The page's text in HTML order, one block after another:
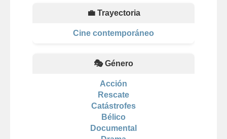
💼 Trayectoria
Cine contemporáneo
🎭 Género
Acción
Rescate
Catástrofes
Bélico
Documental